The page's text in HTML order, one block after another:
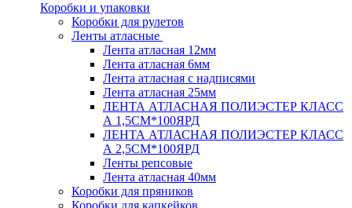
Коробки и упаковки
Коробки для рулетов
Ленты атласные
Лента атласная 12мм
Лента атласная 6мм
Лента атласная с надписями
Лента атласная 25мм
ЛЕНТА АТЛАСНАЯ ПОЛИЭСТЕР КЛАСС
А 1,5СМ*100ЯРД
ЛЕНТА АТЛАСНАЯ ПОЛИЭСТЕР КЛАСС
А 2,5СМ*100ЯРД
Ленты репсовые
Лента атласная 40мм
Коробки для пряников
Коробки для капкейков